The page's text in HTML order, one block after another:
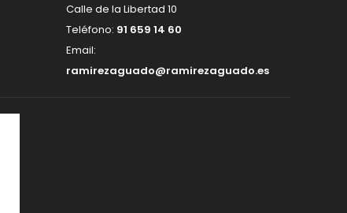
Calle de la Libertad 10
Teléfono: 91 659 14 60
Email:
ramirezaguado@ramirezaguado.es